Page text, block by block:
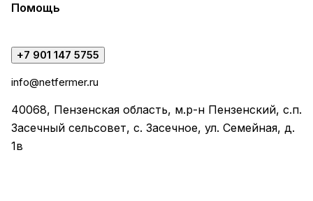
Помощь
+7 901 147 5755
info@netfermer.ru
40068, Пензенская область, м.р-н Пензенский, с.п.
Засечный сельсовет, с. Засечное, ул. Семейная, д.
1в